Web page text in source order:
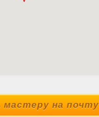
мастеру на почту